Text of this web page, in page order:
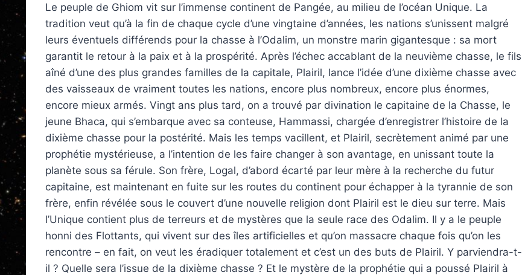
Le peuple de Ghiom vit sur l’immense continent de Pangée, au milieu de l’océan Unique. La
tradition veut qu’à la fin de chaque cycle d’une vingtaine d’années, les nations s’unissent malgré
leurs éventuels différends pour la chasse à l’Odalim, un monstre marin gigantesque : sa mort
garantit le retour à la paix et à la prospérité. Après l’échec accablant de la neuvième chasse, le fils
aîné d’une des plus grandes familles de la capitale, Plairil, lance l’idée d’une dixième chasse avec
des vaisseaux de vraiment toutes les nations, encore plus nombreux, encore plus énormes,
encore mieux armés. Vingt ans plus tard, on a trouvé par divination le capitaine de la Chasse, le
jeune Bhaca, qui s’embarque avec sa conteuse, Hammassi, chargée d’enregistrer l’histoire de la
dixième chasse pour la postérité. Mais les temps vacillent, et Plairil, secrètement animé par une
prophétie mystérieuse, a l’intention de les faire changer à son avantage, en unissant toute la
planète sous sa férule. Son frère, Logal, d’abord écarté par leur mère à la recherche du futur
capitaine, est maintenant en fuite sur les routes du continent pour échapper à la tyrannie de son
frère, enfin révélée sous le couvert d’une nouvelle religion dont Plairil est le dieu sur terre. Mais
l’Unique contient plus de terreurs et de mystères que la seule race des Odalim. Il y a le peuple
honni des Flottants, qui vivent sur des îles artificielles et qu’on massacre chaque fois qu’on les
rencontre – en fait, on veut les éradiquer totalement et c’est un des buts de Plairil. Y parviendra-t-
il ? Quelle sera l’issue de la dixième chasse ? Et le mystère de la prophétie qui a poussé Plairil à